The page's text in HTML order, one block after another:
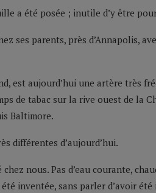
a été posée ; inutile d’y être
ses parents, près d’Annapolis,
est aujourd’hui une artère très
de tabac sur la rive ouest de la
Baltimore.
différentes d’aujourd’hui.
nous. Pas d’eau courante,
inventée, sans parler d’avoir